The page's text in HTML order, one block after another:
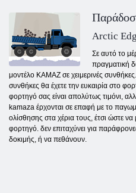
Arctic
Σε αυτό το
πραγματική
μοντέλο KAMAZ σε χειμερινές
συνθήκες θα έχετε την ευκαιρία στο
φορτηγό σας είναι απολύτως τιμόνι,
kamaza έρχονται σε επαφή με το
ολίσθησης στα χέρια τους, έτσι ώστε
φορτηγό. δεν επιταχύνει για
δοκιμής, ή να πεθάνουν.